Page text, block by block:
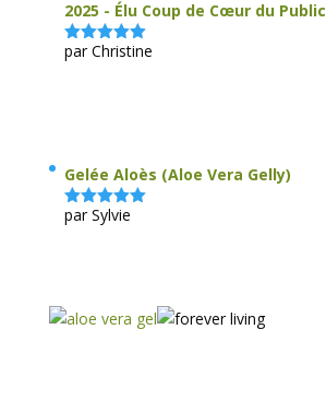
2025 - Élu Coup de Cœur du Public
Note 5sur
par Christine
Gelée Aloès (Aloe Vera Gelly)
Note5 sur
par Sylvie